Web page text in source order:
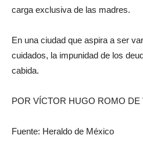
carga exclusiva de las madres.
En una ciudad que aspira a ser
cuidados, la impunidad de los
cabida.
POR VÍCTOR HUGO ROMO DE
Fuente: Heraldo de México